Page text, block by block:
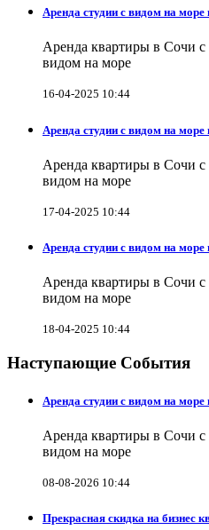
Аренда студии с видом на
Аренда квартиры в Сочи с
видом на море
16-04-2025 10:44
Аренда студии с видом на
Аренда квартиры в Сочи с
видом на море
17-04-2025 10:44
Аренда студии с видом на
Аренда квартиры в Сочи с
видом на море
18-04-2025 10:44
Наступающие События
Аренда студии с видом на
Аренда квартиры в Сочи с
видом на море
08-08-2026 10:44
Прекрасная скидка на бизнес